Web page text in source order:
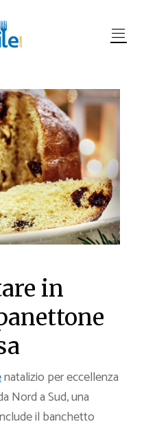
in
natalizio per eccellenza
Nord a Sud, una
il banchetto